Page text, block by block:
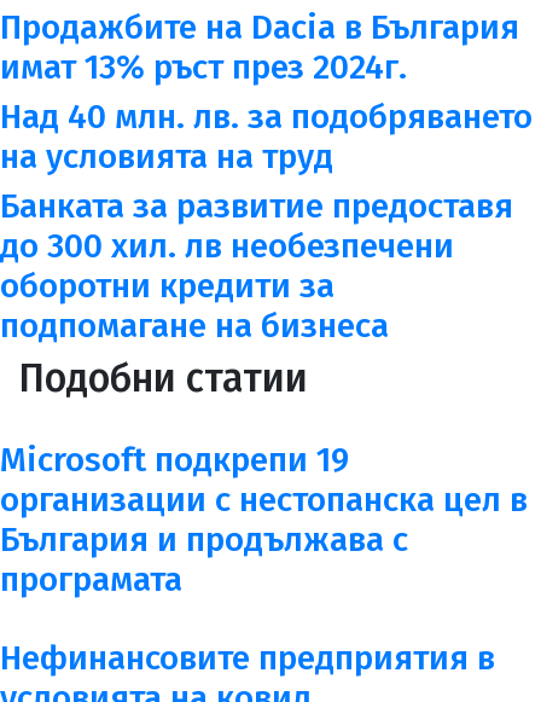
Продажбите на Dacia в България
имат 13% ръст през 2024г.
Над 40 млн. лв. за подобряването
на условията на труд
Банката за развитие предоставя
до 300 хил. лв необезпечени
оборотни кредити за
подпомагане на бизнеса
Подобни статии
Microsoft подкрепи 19
организации с нестопанска цел в
България и продължава с
програмата
Нефинансовите предприятия в